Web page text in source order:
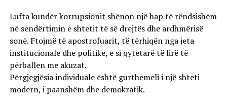
Lufta kundër korrupsionit shënon një hap të rëndsishëm
në sendërtimin e shtetit të së drejtës dhe ardhmërisë
sonë. Ftojmë të apostrofuarit, të tërhiqën nga jeta
institucionale dhe politike, e si qytetarë të lirë të
përballen me akuzat.
Përgjegjësia individuale është gurthemeli i një shteti
modern, i paanshëm dhe demokratik.